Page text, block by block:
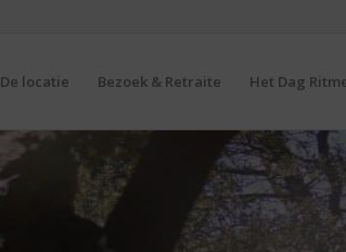
De locatie Bezoek & Retraite Het Dag